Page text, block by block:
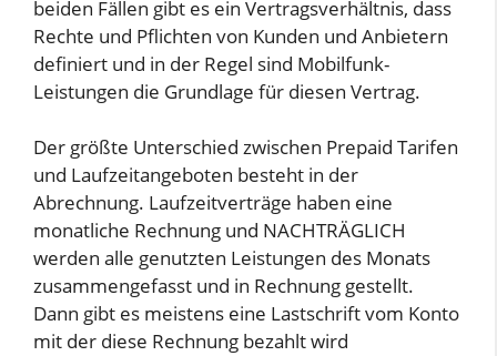
beiden Fällen gibt es ein Vertragsverhältnis, dass
Rechte und Pflichten von Kunden und Anbietern
definiert und in der Regel sind Mobilfunk-
Leistungen die Grundlage für diesen Vertrag.
Der größte Unterschied zwischen Prepaid Tarifen
und Laufzeitangeboten besteht in der
Abrechnung. Laufzeitverträge haben eine
monatliche Rechnung und NACHTRÄGLICH
werden alle genutzten Leistungen des Monats
zusammengefasst und in Rechnung gestellt.
Dann gibt es meistens eine Lastschrift vom Konto
mit der diese Rechnung bezahlt wird